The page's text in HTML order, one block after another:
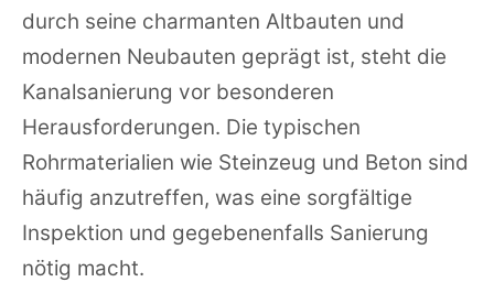
durch seine charmanten Altbauten und
modernen Neubauten geprägt ist, steht die
Kanalsanierung vor besonderen
Herausforderungen. Die typischen
Rohrmaterialien wie Steinzeug und Beton sind
häufig anzutreffen, was eine sorgfältige
Inspektion und gegebenenfalls Sanierung
nötig macht.